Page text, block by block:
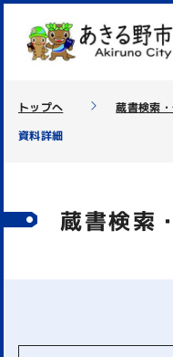
トップへ 蔵書検索
資料詳細
蔵書検索